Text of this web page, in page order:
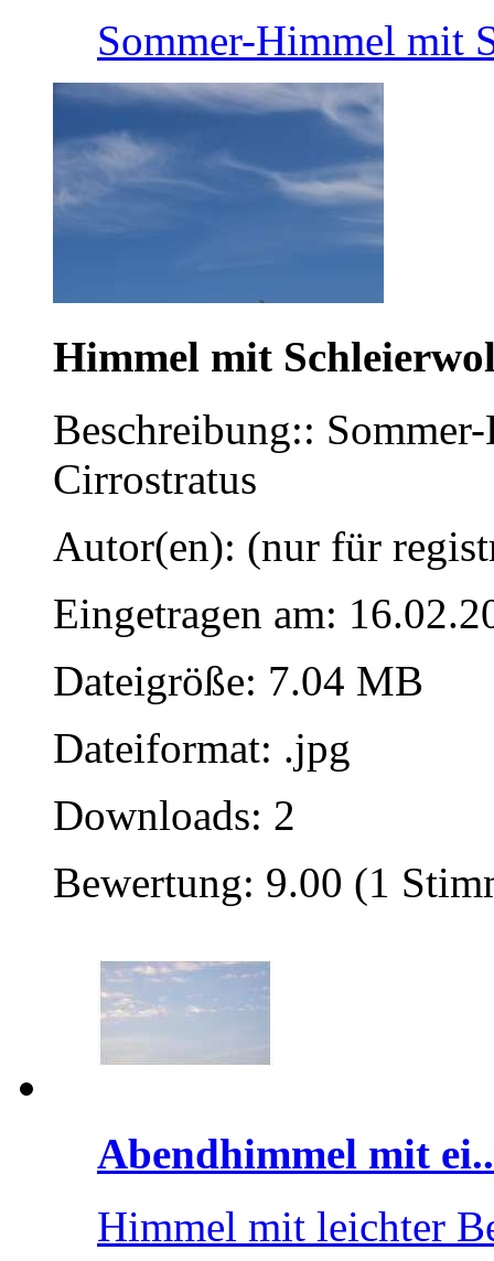
Sommer-Himmel mit
Himmel mit
Beschreibung::
Cirrostratus
Autor(en): (nur für
Eingetragen am:
Dateigröße: 7.04 MB
Dateiformat: .jpg
Downloads: 2
Bewertung: 9.00 (1
Abendhimmel mit
Himmel mit leichter